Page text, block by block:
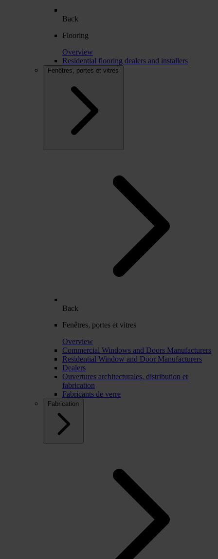
Back
Flooring
Overview
Residential flooring dealers and installers
Fenêtres, portes et vitres
Back
Fenêtres, portes et vitres
Overview
Commercial Windows and Doors Manufacturers
Residential Window and Door Manufacturers
Dealers
Ouvertures architecturales, distribution et
fabrication
Fabricants de verre
Fabrication